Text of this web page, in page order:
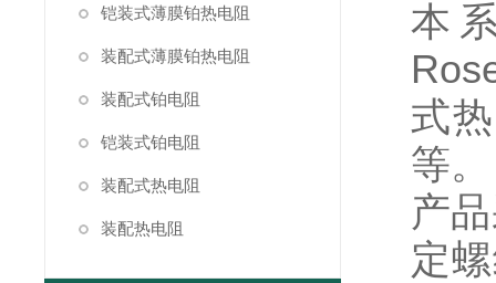
铠装式薄膜铂热电阻
装配式薄膜铂热电阻
装配式铂电阻
铠装式铂电阻
装配式热电阻
装配热电阻
本
式
等。
产
定